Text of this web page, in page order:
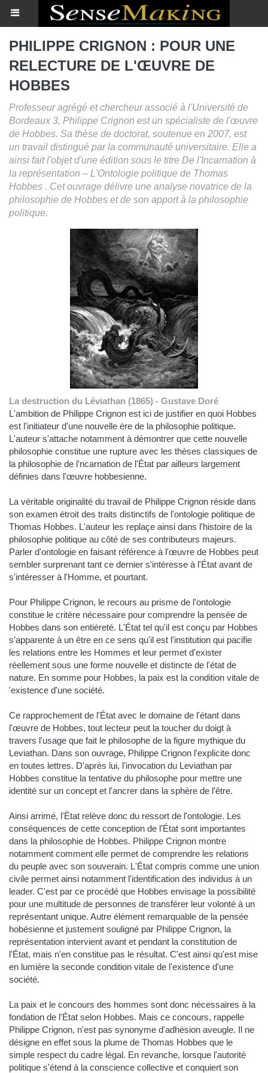
PHILIPPE CRIGNON : POUR UNE
RELECTURE DE L'ŒUVRE DE
HOBBES
Professeur agrégé et chercheur associé à l'Université de
Bordeaux 3, Philippe Crignon est un spécialiste de l'œuvre
de Hobbes. Sa thèse de doctorat, soutenue en 2007, est
un travail distingué par la communauté universitaire. Elle a
ainsi fait l'objet d'une édition sous le titre De l'Incarnation à
la représentation – L'Ontologie politique de Thomas
Hobbes . Cet ouvrage délivre une analyse novatrice de la
philosophie de Hobbes et de son apport à la philosophie
politique.
La destruction du Léviathan (1865) - Gustave Doré
L'ambition de Philippe Crignon est ici de justifier en quoi Hobbes
est l'initiateur d'une nouvelle ère de la philosophie politique.
L'auteur s'attache notamment à démontrer que cette nouvelle
philosophie constitue une rupture avec les thèses classiques de
la philosophie de l'ncarnation de l'État par ailleurs largement
définies dans l'œuvre hobbesienne.
La véritable originalité du travail de Philippe Crignon réside dans
son examen étroit des traits distinctifs de l'ontologie politique de
Thomas Hobbes. L'auteur les replaçe ainsi dans l'histoire de la
philosophie politique au côté de ses contributeurs majeurs.
Parler d'ontologie en faisant référence à l'œuvre de Hobbes peut
sembler surprenant tant ce dernier s'intéresse à l'État avant de
s'intéresser à l'Homme, et pourtant.
Pour Philippe Crignon, le recours au prisme de l'ontologie
constitue le critère nécessaire pour comprendre la pensée de
Hobbes dans son entièreté. L'État tel qu'il est conçu par Hobbes
s'apparente à un être en ce sens qu'il est l'institution qui pacifie
les relations entre les Hommes et leur permet d'exister
réellement sous une forme nouvelle et distincte de l'état de
nature. En somme pour Hobbes, la paix est la condition vitale de
'existence d'une société.
Ce rapprochement de l'État avec le domaine de l'étant dans
l'œuvre de Hobbes, tout lecteur peut la toucher du doigt à
travers l'usage que fait le philosophe de la figure mythique du
Leviathan. Dans son ouvrage, Philippe Crignon l'explicite donc
en toutes lettres. D'après lui, l'invocation du Leviathan par
Hobbes constitue la tentative du philosophe pour mettre une
identité sur un concept et l'ancrer dans la sphère de l'être.
Ainsi arrimé, l'État relève donc du ressort de l'ontologie. Les
conséquences de cette conception de l'État sont importantes
dans la philosophie de Hobbes. Philippe Crignon montre
notamment comment elle permet de comprendre les relations
du peuple avec son souverain. L'État compris comme une union
civile permet ainsi notamment l'identification des individus à un
leader. C'est par ce procédé que Hobbes envisage la possibilité
pour une multitude de personnes de transférer leur volonté à un
représentant unique. Autre élément remarquable de la pensée
hobésienne et justement souligné par Philippe Crignon, la
représentation intervient avant et pendant la constitution de
l'État, mais n'en constitue pas le résultat. C'est ainsi qu'est mise
en lumière la seconde condition vitale de l'existence d'une
société.
La paix et le concours des hommes sont donc nécessaires à la
fondation de l'État selon Hobbes. Mais ce concours, rappelle
Philippe Crignon, n'est pas synonyme d'adhésion aveugle. Il ne
désigne en effet sous la plume de Thomas Hobbes que le
simple respect du cadre légal. En revanche, lorsque l'autorité
politique s'étend à la conscience collective et conquiert son